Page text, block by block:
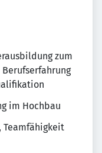
zum
im Hochbau
Teamfähigkeit